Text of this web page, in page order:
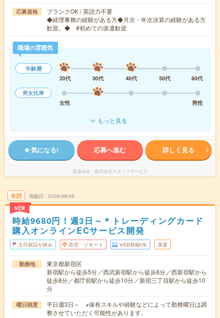
応募資格
ブランクOK / 英語力不要
◆経理事務の経験がある方◆月次・年次決算の経験がある方
歓迎。◆ #初めての派遣歓迎
職場の雰囲気
年齢層
20代
30代 40代 50代
60代
男女比率
女性
男性
もっと見る
気になる! 応募へ進む 詳しく見る
派遣会社 株式会社スタッフサービス
未読
NEW
掲載日 2026/08/06
時給9680円！週3日～＊トレーディングカード
購入オンラインECサービス開発
土日祝日が休み 在宅・リモート WEB登録OK 派遣
勤務地
東京都新宿区
新宿駅から徒歩5分／西武新宿駅から徒歩8分／西新宿駅から
徒歩8分／都庁前駅から徒歩10分／新宿三丁目駅から徒歩10
分
曜日頻度
平日週3日～ ※保有スキルや経験などによって勤務曜日は調
整させていただく可能性があります。